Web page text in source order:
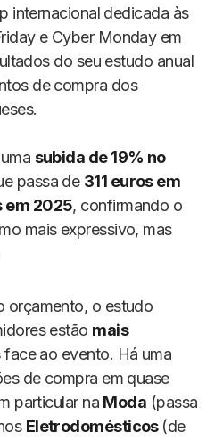
internacional dedicada às
e Cyber Monday em
do seu estudo anual
de compra dos
subida de 19% no
passa de 311 euros em
em 2025, confirmando o
mais expressivo, mas
orçamento, o estudo
estão mais
face ao evento. Há uma
de compra em quase
particular na Moda (passa
Eletrodomésticos (de